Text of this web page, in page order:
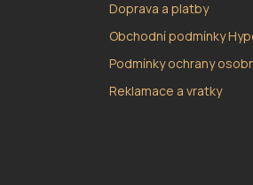
Doprava a platby
Obchodní podmínky
Podmínky ochrany
Reklamace a vratky